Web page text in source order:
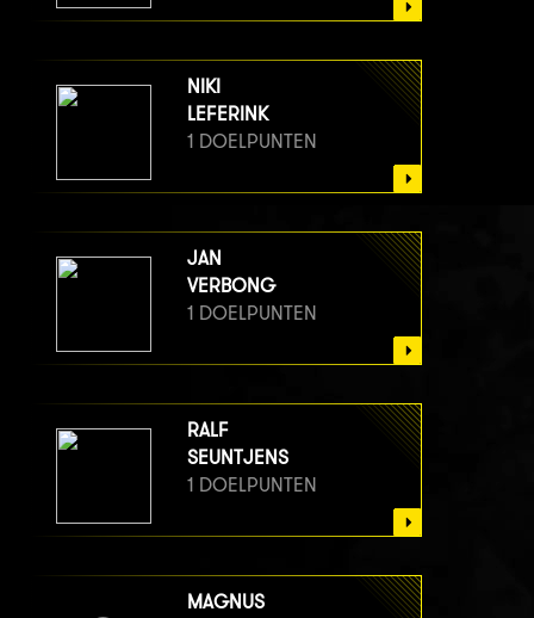
NIKI
LEFERINK
1 DOELPUNTEN
JAN
VERBONG
1 DOELPUNTEN
RALF
SEUNTJENS
1 DOELPUNTEN
MAGNUS